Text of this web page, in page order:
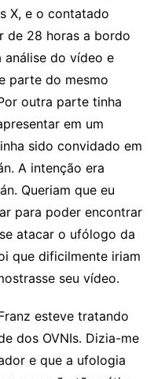
X, e o contatado
de 28 horas a bordo
análise do vídeo e
parte do mesmo
outra parte tinha
em um
sido convidado em
A intenção era
Queriam que eu
para poder encontrar
atacar o ufólogo da
que dificilmente iriam
seu vídeo.
esteve tratando
dos OVNIs. Dizia-me
e que a ufologia